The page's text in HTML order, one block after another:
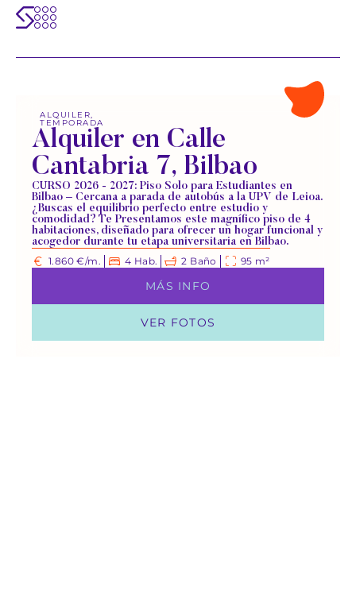
ALQUILER,
TEMPORADA
Alquiler en Calle
Cantabria 7, Bilbao
CURSO 2026 - 2027: Piso Solo para Estudiantes en
Bilbao – Cercana a parada de autobús a la UPV de Leioa.
¿Buscas el equilibrio perfecto entre estudio y
comodidad? Te Presentamos este magnífico piso de 4
habitaciones, diseñado para ofrecer un hogar funcional y
acogedor durante tu etapa universitaria en Bilbao.
1.860 €/m. 4 Hab. 2 Baño 95 m²
MÁS INFO
VER FOTOS